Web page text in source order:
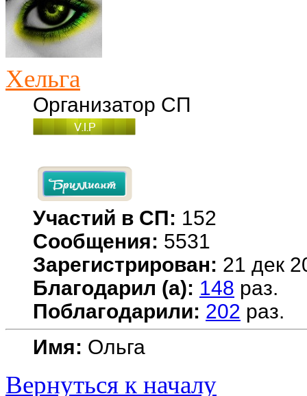
Хельга
Организатор СП
Участий в СП: 152
Сообщения: 5531
Зарегистрирован: 21 дек
Благодарил (а): 148 раз.
Поблагодарили: 202 раз.
Имя: Ольга
Вернуться к началу